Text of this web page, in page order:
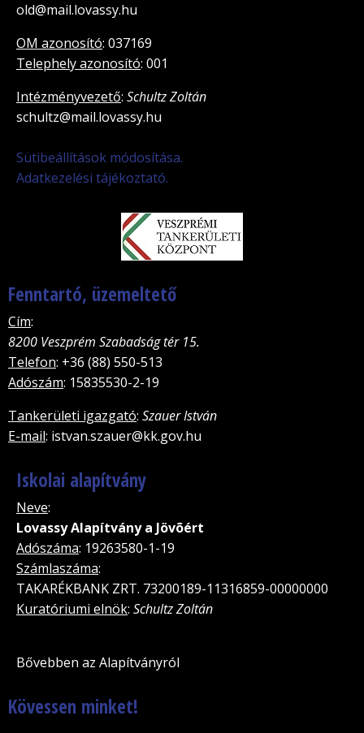
old@mail.lovassy.hu
OM azonosító: 037169
Telephely azonosító: 001
Intézményvezető: Schultz Zoltán
schultz@mail.lovassy.hu
Sütibeállítások módosítása.
Adatkezelési tájékoztató.
Fenntartó, üzemeltető
Cím:
8200 Veszprém Szabadság tér 15.
Telefon: +36 (88) 550-513
Adószám: 15835530-2-19
Tankerületi igazgató: Szauer István
E-mail: istvan.szauer@kk.gov.hu
Iskolai alapítvány
Neve:
Lovassy Alapítvány a Jövõért
Adószáma: 19263580-1-19
Számlaszáma:
TAKARÉKBANK ZRT. 73200189-11316859-00000000
Kuratóriumi elnök: Schultz Zoltán
Bővebben az Alapítványról
Kövessen minket!